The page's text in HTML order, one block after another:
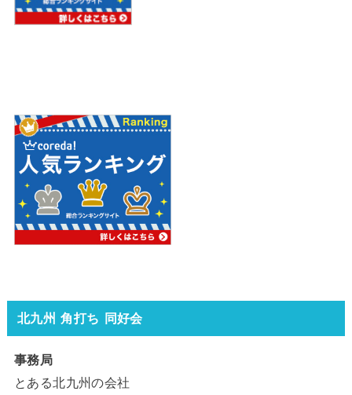
北九州 角打ち 同好会
事務局
とある北九州の会社